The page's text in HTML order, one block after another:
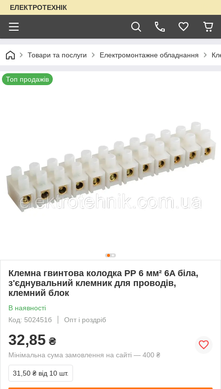
ЕЛЕКТРОТЕХНІК
Товари та послуги Електромонтажне обладнання
Топ продажів
Клемна гвинтова колодка PP 6 мм² 6A біла,
з'єднувальний клемник для проводів,
клемний блок
В наявності
Код: 502451б
Опт і роздріб
32,85 ₴
Мінімальна сума замовлення на сайті — 400 ₴
31,50 ₴ від 10 шт.